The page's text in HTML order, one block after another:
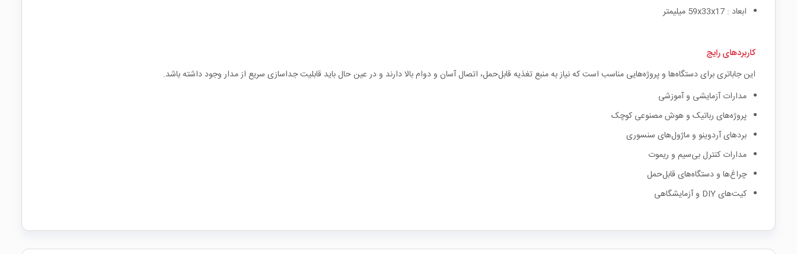
ابعاد : 59x33x17 میلیمتر
کاربردهای رایج
این جاباتری برای دستگاه‌ها و پروژه‌هایی مناسب است که نیاز به منبع تغذیه قابل‌حمل، اتصال آسان و دوام بالا دارند و در عین حال باید قابلیت جداسازی سریع از مدار وجود داشته باشد.
مدارات آزمایشی و آموزشی
پروژه‌های رباتیک و هوش مصنوعی کوچک
بردهای آردوینو و ماژول‌های سنسوری
مدارات کنترل بی‌سیم و ریموت
چراغ‌ها و دستگاه‌های قابل‌حمل
کیت‌های DIY و آزمایشگاهی